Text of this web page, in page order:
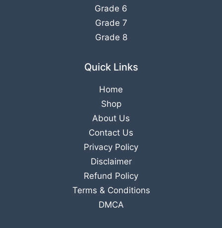
Grade 6
Grade 7
Grade 8
Quick Links
Home
Shop
About Us
Contact Us
Privacy Policy
Disclaimer
Refund Policy
Terms & Conditions
DMCA